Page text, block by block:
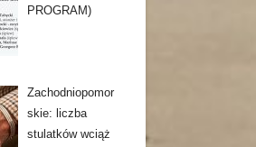
PROGRAM)
Zachodniopomor
skie: liczba
stulatków wciąż